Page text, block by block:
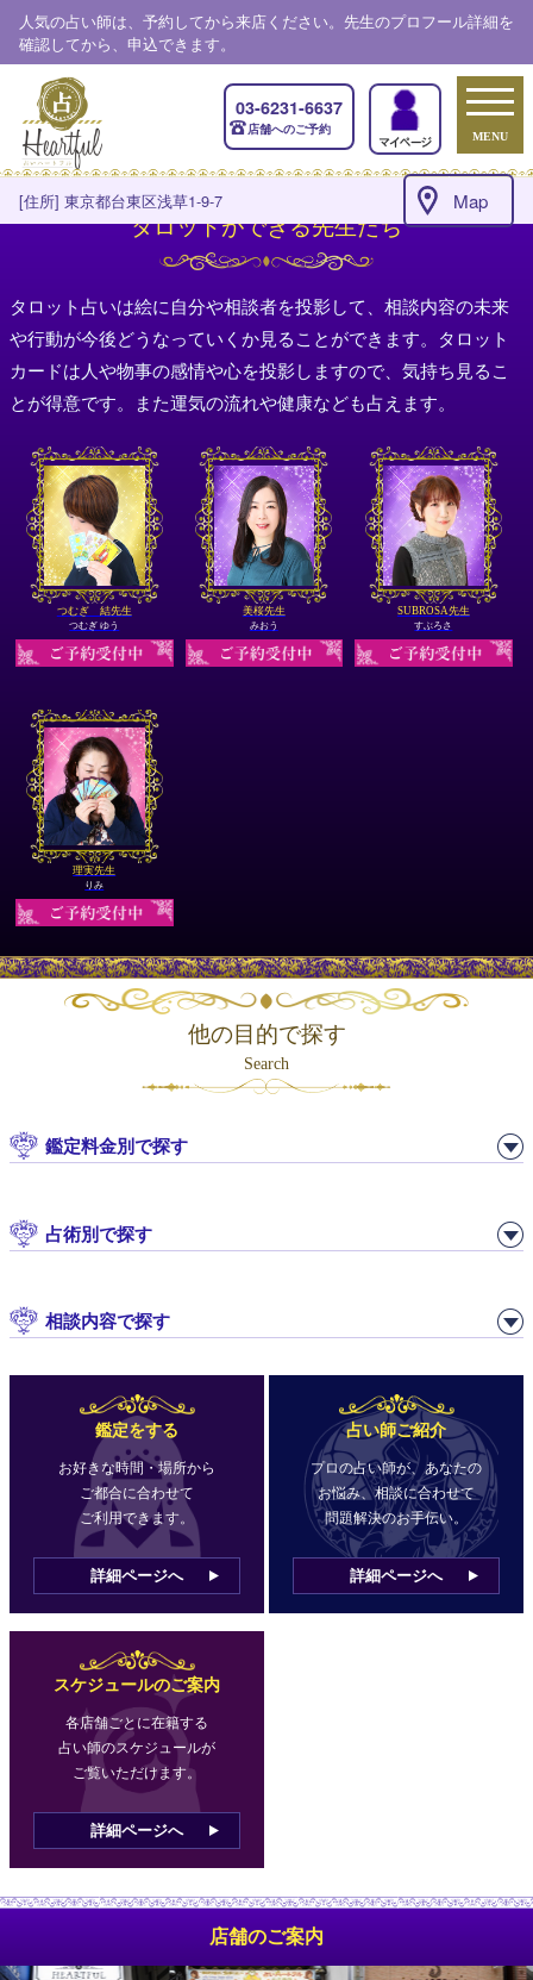
人気の占い師は、予約してから来店ください。先生のプロフール詳細を
確認してから、申込できます。
MENU
[住所] 東京都台東区浅草1-9-7 Map
03-6231-6637
店舗へのご予約
タロットができる先生たち
タロット占いは絵に自分や相談者を投影して、相談内容の未来
や行動が今後どうなっていくか見ることができます。タロット
カードは人や物事の感情や心を投影しますので、気持ち見るこ
とが得意です。また運気の流れや健康なども占えます。
つむぎ 結先生
つむぎ ゆう
美桜先生
みおう
SUBROSA先生
すぶろさ
理実先生
りみ
他の目的で探す
Search
鑑定料金別で探す
占術別で探す
相談内容で探す
鑑定をする
お好きな時間・場所から
ご都合に合わせて
ご利用できます。
詳細ページへ
占い師ご紹介
プロの占い師が、あなたの
お悩み、相談に合わせて
問題解決のお手伝い。
詳細ページへ
スケジュールのご案内
各店舗ごとに在籍する
占い師のスケジュールが
ご覧いただけます。
詳細ページへ
店舗のご案内